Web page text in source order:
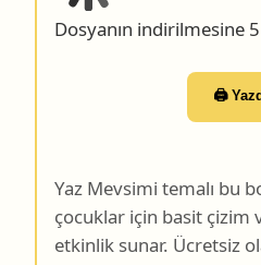
etkinlik sunar. Ücretsiz
yazdırabilir, evde keyifli
oluşturabilirsiniz.